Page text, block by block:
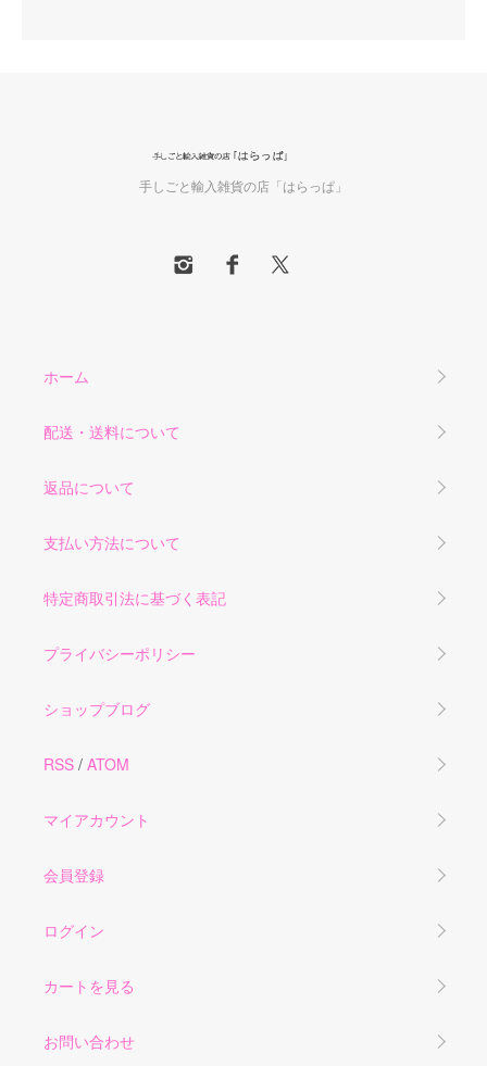
手しごと輸入雑貨の店「はらっぱ」
ホーム
配送・送料について
返品について
支払い方法について
特定商取引法に基づく表記
プライバシーポリシー
ショップブログ
RSS / ATOM
マイアカウント
会員登録
ログイン
カートを見る
お問い合わせ